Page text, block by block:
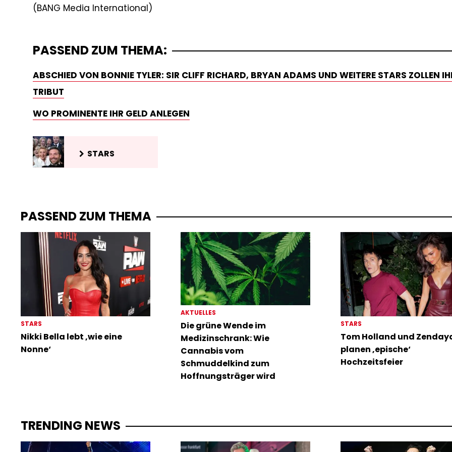
PASSEND ZUM THEMA:
ABSCHIED VON BONNIE TYLER: SIR CLIFF RICHARD, BRYAN ADAMS UND WEITERE STARS ZOLLEN
TRIBUT
WO PROMINENTE IHR GELD ANLEGEN
STARS
PASSEND ZUM THEMA
STARS
Nikki Bella lebt ‚wie eine
Nonne‘
AKTUELLES
Die grüne Wende im
Medizinschrank: Wie
Cannabis vom
Schmuddelkind zum
Hoffnungsträger wird
STARS
Tom Holland und
planen ‚epische‘
Hochzeitsfeier
TRENDING NEWS